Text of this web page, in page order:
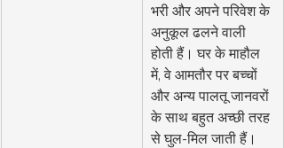
भरी और अपने परिवेश के
अनुकूल ढलने वाली
होती हैं। घर के माहौल
में, वे आमतौर पर बच्चों
और अन्य पालतू जानवरों
के साथ बहुत अच्छी तरह
से घुल-मिल जाती हैं।